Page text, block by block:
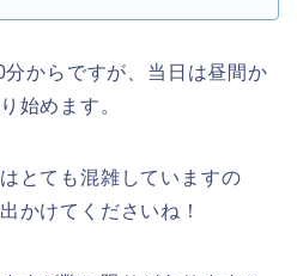
からですが、当日は昼間か
始めます。
とても混雑していますの
かけてくださいね！